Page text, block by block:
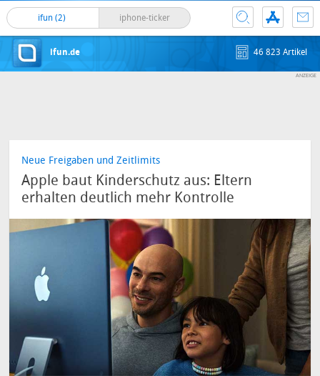
ifun (2) iphone-ticker
ifun.de 46 823 Artikel
Neue Freigaben und Zeitlimits
Apple baut Kinderschutz aus: Eltern
erhalten deutlich mehr Kontrolle